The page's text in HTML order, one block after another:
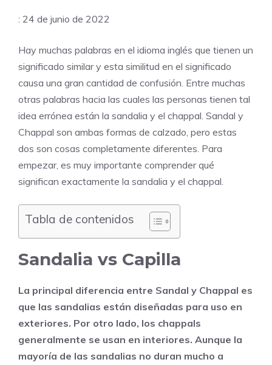
: 24 de junio de 2022
Hay muchas palabras en el idioma inglés que tienen un
significado similar y esta similitud en el significado
causa una gran cantidad de confusión. Entre muchas
otras palabras hacia las cuales las personas tienen tal
idea errónea están la sandalia y el chappal. Sandal y
Chappal son ambas formas de calzado, pero estas
dos son cosas completamente diferentes. Para
empezar, es muy importante comprender qué
significan exactamente la sandalia y el chappal.
Tabla de contenidos
Sandalia vs Capilla
La principal diferencia entre Sandal y Chappal es
que las sandalias están diseñadas para uso en
exteriores. Por otro lado, los chappals
generalmente se usan en interiores. Aunque la
mayoría de las sandalias no duran mucho a